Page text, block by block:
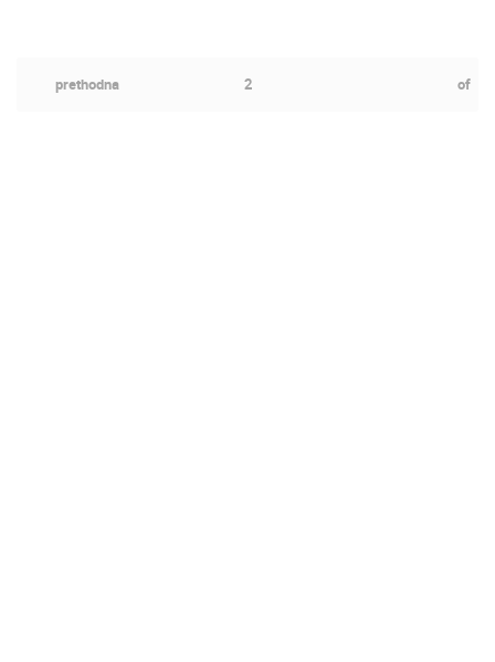
prethodna 2 of